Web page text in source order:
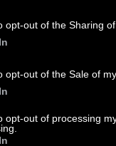
opt-out of the Sharing
opt-out of the Sale of
opt-out of processing
Tiger